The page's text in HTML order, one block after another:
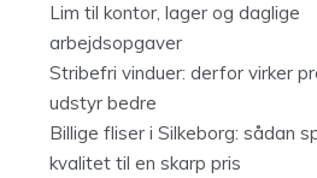
Lim til kontor, lager og daglige
arbejdsopgaver
Stribefri vinduer: derfor virker
udstyr bedre
Billige fliser i Silkeborg: sådan
kvalitet til en skarp pris